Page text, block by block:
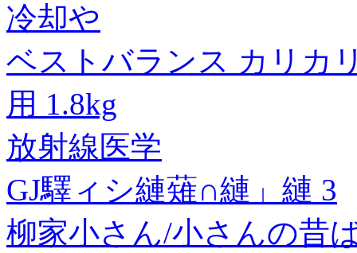
冷却や
ベストバランス カリカ
用 1.8kg
放射線医学
GJ驛ィシ縺薙∩縺」縺 3
柳家小さん/小さんの昔